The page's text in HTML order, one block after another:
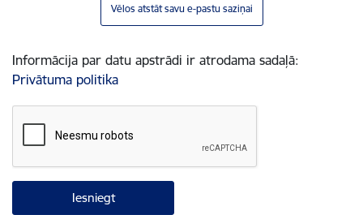
Vēlos atstāt savu e-pastu saziņai
Informācija par datu apstrādi ir atrodama sadaļā:
Privātuma politika